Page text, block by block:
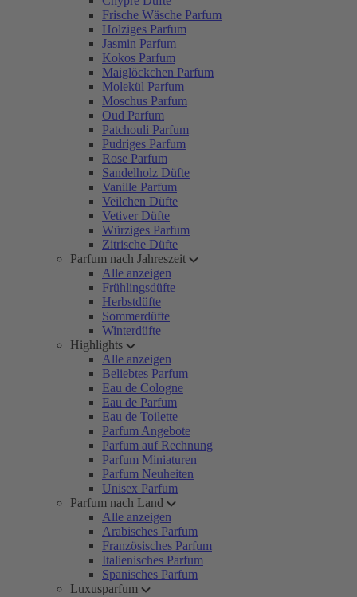
Frische Wäsche Parfum
Holziges Parfum
Jasmin Parfum
Kokos Parfum
Maiglöckchen Parfum
Molekül Parfum
Moschus Parfum
Oud Parfum
Patchouli Parfum
Pudriges Parfum
Rose Parfum
Sandelholz Düfte
Vanille Parfum
Veilchen Düfte
Vetiver Düfte
Würziges Parfum
Zitrische Düfte
Parfum nach Jahreszeit
Alle anzeigen
Frühlingsdüfte
Herbstdüfte
Sommerdüfte
Winterdüfte
Highlights
Alle anzeigen
Beliebtes Parfum
Eau de Cologne
Eau de Parfum
Eau de Toilette
Parfum Angebote
Parfum auf Rechnung
Parfum Miniaturen
Parfum Neuheiten
Unisex Parfum
Parfum nach Land
Alle anzeigen
Arabisches Parfum
Französisches Parfum
Italienisches Parfum
Spanisches Parfum
Luxusparfum